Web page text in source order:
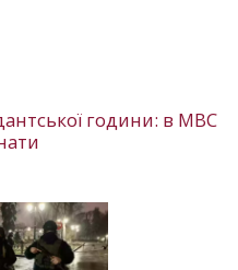
години: в МВС